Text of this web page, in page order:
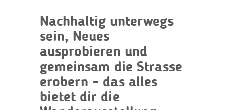
Nachhaltig unterwegs
sein, Neues
ausprobieren und
gemeinsam die Strasse
erobern – das alles
bietet dir die